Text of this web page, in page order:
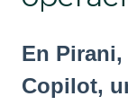
En
Copilot,